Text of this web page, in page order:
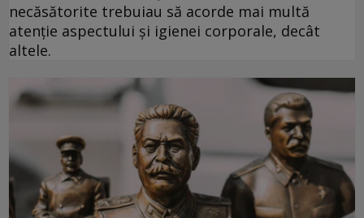
necăsătorite trebuiau să acorde mai multă
atenție aspectului și igienei corporale, decât
altele.